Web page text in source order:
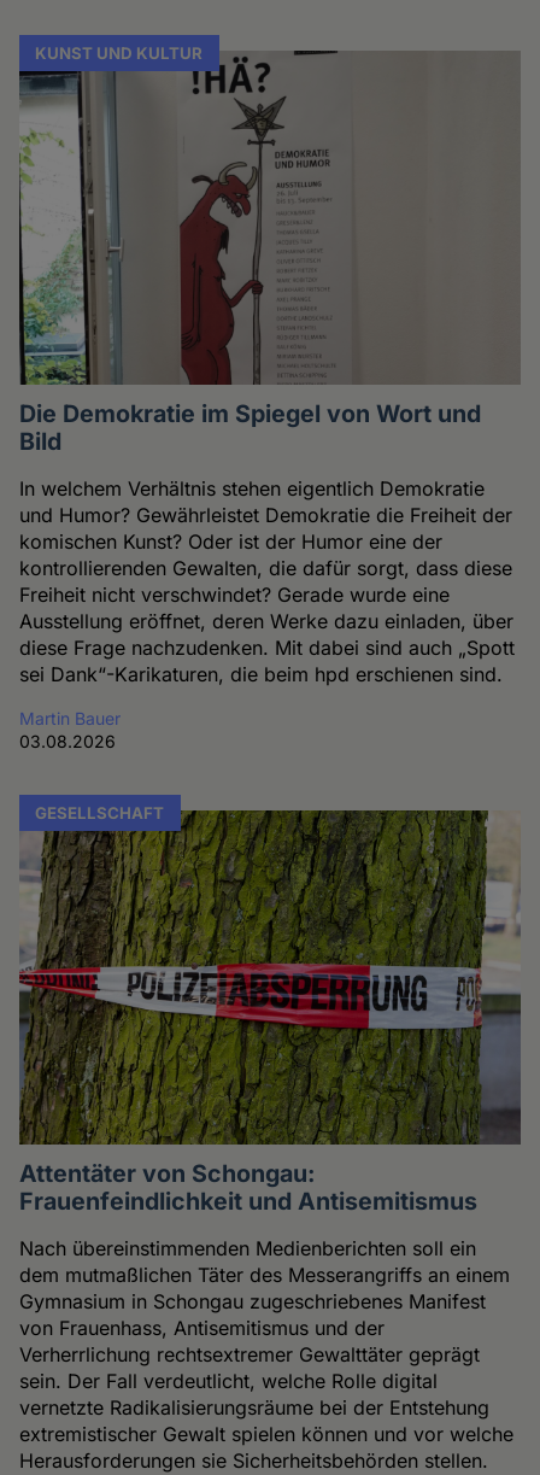
KUNST UND KULTUR
Die Demokratie im Spiegel von Wort und
Bild
In welchem Verhältnis stehen eigentlich Demokratie
und Humor? Gewährleistet Demokratie die Freiheit der
komischen Kunst? Oder ist der Humor eine der
kontrollierenden Gewalten, die dafür sorgt, dass diese
Freiheit nicht verschwindet? Gerade wurde eine
Ausstellung eröffnet, deren Werke dazu einladen, über
diese Frage nachzudenken. Mit dabei sind auch „Spott
sei Dank“-Karikaturen, die beim hpd erschienen sind.
Martin Bauer
03.08.2026
GESELLSCHAFT
Attentäter von Schongau:
Frauenfeindlichkeit und Antisemitismus
Nach übereinstimmenden Medienberichten soll ein
dem mutmaßlichen Täter des Messerangriffs an einem
Gymnasium in Schongau zugeschriebenes Manifest
von Frauenhass, Antisemitismus und der
Verherrlichung rechtsextremer Gewalttäter geprägt
sein. Der Fall verdeutlicht, welche Rolle digital
vernetzte Radikalisierungsräume bei der Entstehung
extremistischer Gewalt spielen können und vor welche
Herausforderungen sie Sicherheitsbehörden stellen.